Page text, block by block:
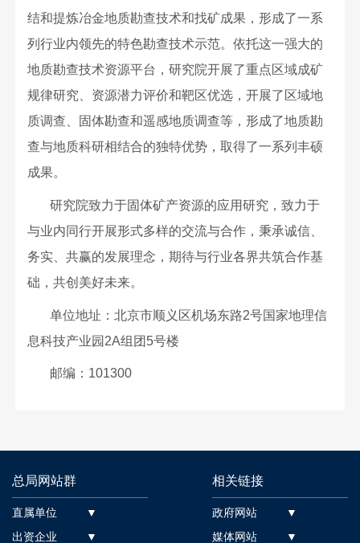
结和提炼冶金地质勘查技术和找矿成果，形成了一系
列行业内领先的特色勘查技术示范。依托这一强大的
地质勘查技术资源平台，研究院开展了重点区域成矿
规律研究、资源潜力评价和靶区优选，开展了区域地
质调查、固体勘查和遥感地质调查等，形成了地质勘
查与地质科研相结合的独特优势，取得了一系列丰硕
成果。
研究院致力于固体矿产资源的应用研究，致力于
与业内同行开展形式多样的交流与合作，秉承诚信、
务实、共赢的发展理念，期待与行业各界共筑合作基
础，共创美好未来。
单位地址：北京市顺义区机场东路2号国家地理信
息科技产业园2A组团5号楼
邮编：101300
总局网站群
直属单位 ▼
出资企业 ▼
相关链接
政府网站 ▼
媒体网站 ▼